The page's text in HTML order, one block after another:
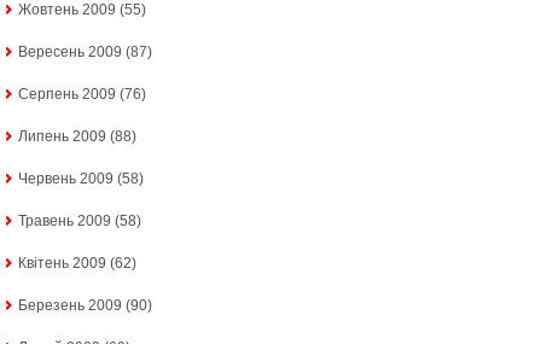
Жовтень 2009 (55)
Вересень 2009 (87)
Серпень 2009 (76)
Липень 2009 (88)
Червень 2009 (58)
Травень 2009 (58)
Квітень 2009 (62)
Березень 2009 (90)